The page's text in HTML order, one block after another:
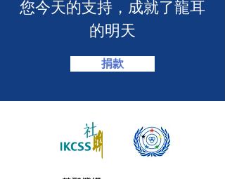
​您今天的支持，成就了龍耳
的明天
捐款